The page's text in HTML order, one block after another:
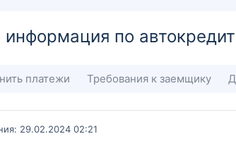
по
платежи Требования к заемщику
29.02.2024 02:21